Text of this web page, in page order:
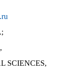
SCIENCES,